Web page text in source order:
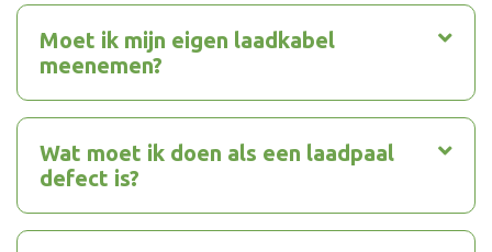
Moet ik mijn eigen laadkabel
meenemen?
Wat moet ik doen als een laadpaal
defect is?